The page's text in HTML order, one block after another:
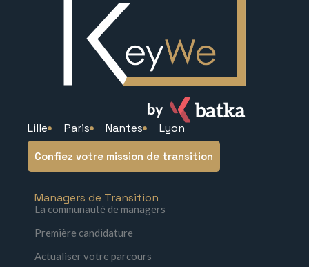
Lille Paris Nantes Lyon
Confiez votre mission de transition
Managers de Transition
La communauté de managers
Première candidature
Actualiser votre parcours